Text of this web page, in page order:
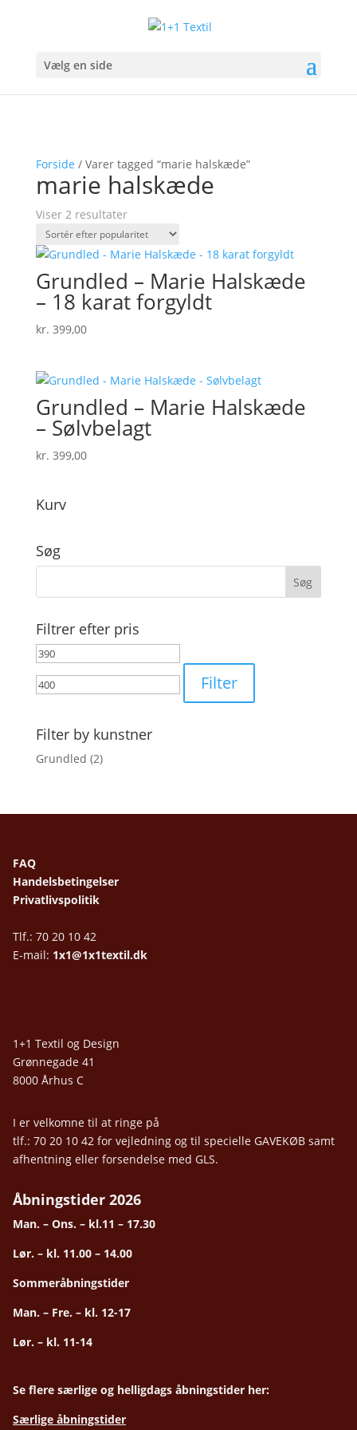
Vælg en side
Forside / Varer tagged “marie halskæde”
marie halskæde
Viser 2 resultaterSorteret
efter
popularitet
Grundled – Marie Halskæde
– 18 karat forgyldt
kr. 399,00
Grundled – Marie Halskæde
– Sølvbelagt
kr. 399,00
Kurv
Søg
Filtrer efter pris
Mindste
Filter
Filter by kunstner
Grundled (2)
FAQ
Handelsbetingelser
Privatlivspolitik
Tlf.: 70 20 10 42
E-mail: 1x1@1x1textil.dk
1+1 Textil og Design
Grønnegade 41
8000 Århus C
I er velkomne til at ringe på
tlf.: 70 20 10 42 for vejledning og til specielle GAVEKØB samt
afhentning eller forsendelse med GLS.
Åbningstider 2026
Man. – Ons. – kl.11 – 17.30
Lør. – kl. 11.00 – 14.00
Sommeråbningstider
Man. – Fre. – kl. 12-17
Lør. – kl. 11-14
Se flere særlige og helligdags åbningstider her:
Særlige åbningstider